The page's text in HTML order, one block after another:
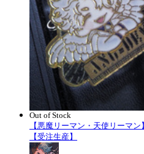
Out of Stock
【悪魔リーマン・天使リーマ
【受注生産】